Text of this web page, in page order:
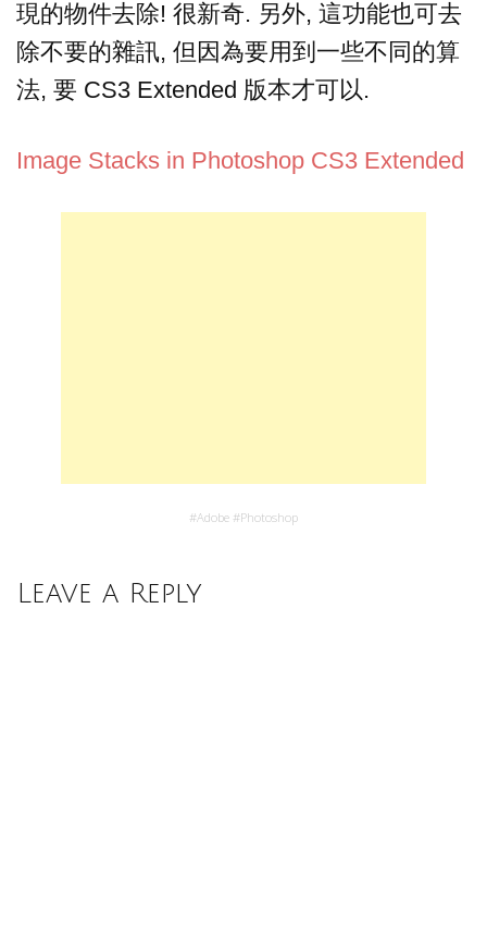
現的物件去除! 很新奇. 另外, 這功能也可去
除不要的雜訊, 但因為要用到一些不同的算
法, 要 CS3 Extended 版本才可以.
Image Stacks in Photoshop CS3 Extended
#Adobe #Photoshop
Leave a Reply